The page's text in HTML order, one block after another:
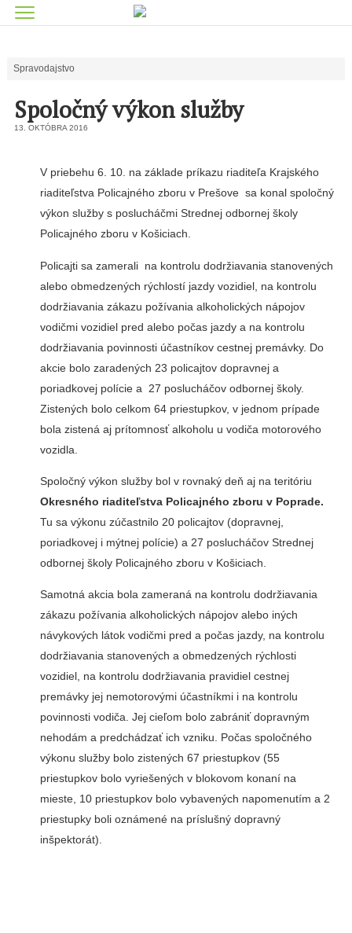
Spravodajstvo
Spoločný výkon služby
13. OKTÓBRA 2016
V priebehu 6. 10. na základe príkazu riaditeľa Krajského
riaditeľstva Policajného zboru v Prešove sa konal spoločný
výkon služby s poslucháčmi Strednej odbornej školy
Policajného zboru v Košiciach.
Policajti sa zamerali na kontrolu dodržiavania stanovených
alebo obmedzených rýchlostí jazdy vozidiel, na kontrolu
dodržiavania zákazu požívania alkoholických nápojov
vodičmi vozidiel pred alebo počas jazdy a na kontrolu
dodržiavania povinnosti účastníkov cestnej premávky. Do
akcie bolo zaradených 23 policajtov dopravnej a
poriadkovej polície a 27 poslucháčov odbornej školy.
Zistených bolo celkom 64 priestupkov, v jednom prípade
bola zistená aj prítomnosť alkoholu u vodiča motorového
vozidla.
Spoločný výkon služby bol v rovnaký deň aj na teritóriu
Okresného riaditeľstva Policajného zboru v Poprade.
Tu sa výkonu zúčastnilo 20 policajtov (dopravnej,
poriadkovej i mýtnej polície) a 27 poslucháčov Strednej
odbornej školy Policajného zboru v Košiciach.
Samotná akcia bola zameraná na kontrolu dodržiavania
zákazu požívania alkoholických nápojov alebo iných
návykových látok vodičmi pred a počas jazdy, na kontrolu
dodržiavania stanovených a obmedzených rýchlosti
vozidiel, na kontrolu dodržiavania pravidiel cestnej
premávky jej nemotorovými účastníkmi i na kontrolu
povinnosti vodiča. Jej cieľom bolo zabrániť dopravným
nehodám a predchádzať ich vzniku. Počas spoločného
výkonu služby bolo zistených 67 priestupkov (55
priestupkov bolo vyriešených v blokovom konaní na
mieste, 10 priestupkov bolo vybavených napomenutím a 2
priestupky boli oznámené na príslušný dopravný
inšpektorát).